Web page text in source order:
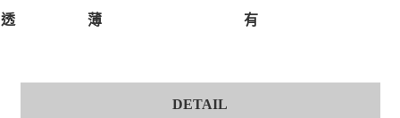
透 薄 有
DETAIL